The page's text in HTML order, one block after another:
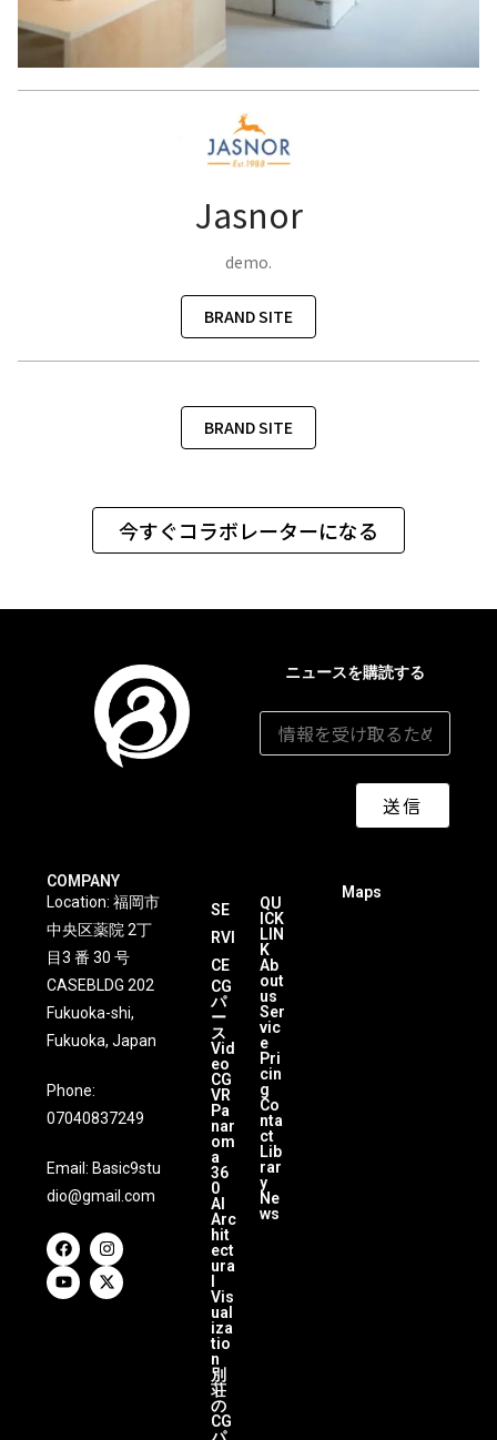
Jasnor
demo.
BRAND SITE
BRAND SITE
今すぐコラボレーターになる
ニュースを購読する
送信
COMPANY
Location: 福岡市
中央区薬院 2丁
目3 番 30 号
CASEBLDG 202
Fukuoka-shi,
Fukuoka, Japan
Phone:
07040837249
Email: Basic9stu
dio@gmail.com
SE
RVI
CE
CG
パ
ー
ス
Vid
eo
CG
VR
Pa
nar
om
a
36
0
AI
Arc
hit
ect
ura
Vis
ual
iza
tio
n
別
荘
の
CG
QU
ICK
LIN
K
Ab
out
us
Ser
vic
e
Pri
cin
g
Co
nta
ct
Lib
rar
y
Ne
ws
Maps